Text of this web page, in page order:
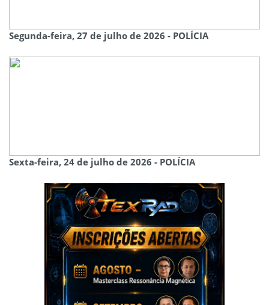
Segunda-feira, 27 de julho de 2026 - POLÍCIA
Sexta-feira, 24 de julho de 2026 - POLÍCIA